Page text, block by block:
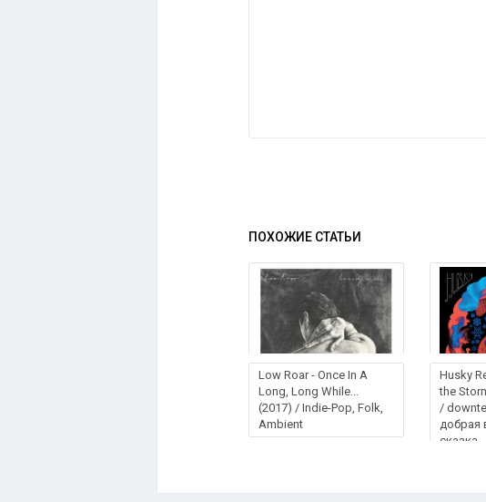
ПОХОЖИЕ СТАТЬИ
Low Roar - Once In A
Long, Long While...
(2017) / Indie-Pop, Folk,
Ambient
Husky
the
/
добрая
сказка